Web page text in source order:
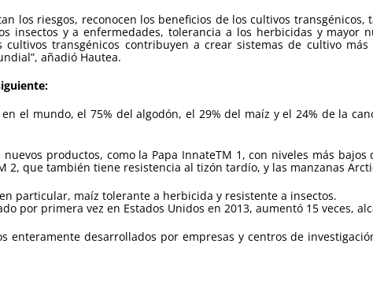
los riesgos, reconocen los beneficios de los cultivos
insectos y a enfermedades, tolerancia a los herbicidas y mayor
cultivos transgénicos contribuyen a crear sistemas de cultivo
añadió Hautea.
el mundo, el 75% del algodón, el 29% del maíz y el 24% de la
productos, como la Papa InnateTM 1, con niveles más
2, que también tiene resistencia al tizón tardío, y las manzanas
particular, maíz tolerante a herbicida y resistente a insectos.
por primera vez en Estados Unidos en 2013, aumentó 15 veces,
enteramente desarrollados por empresas y centros de